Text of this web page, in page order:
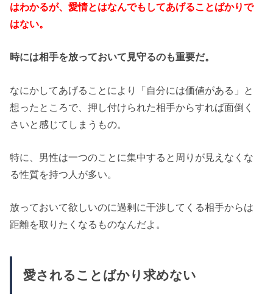
はわかるが、愛情とはなんでもしてあげることばかりで
はない。
時には相手を放っておいて見守るのも重要だ。
なにかしてあげることにより「自分には価値がある」と
想ったところで、押し付けられた相手からすれば面倒く
さいと感じてしまうもの。
特に、男性は一つのことに集中すると周りが見えなくな
る性質を持つ人が多い。
放っておいて欲しいのに過剰に干渉してくる相手からは
距離を取りたくなるものなんだよ。
愛されることばかり求めない